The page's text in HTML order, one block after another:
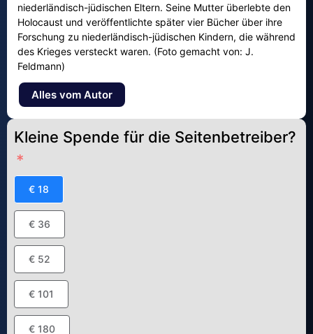
niederländisch-jüdischen Eltern. Seine Mutter überlebte den
Holocaust und veröffentlichte später vier Bücher über ihre
Forschung zu niederländisch-jüdischen Kindern, die während
des Krieges versteckt waren. (Foto gemacht von: J.
Feldmann)
Alles vom Autor
Kleine Spende für die Seitenbetreiber?
€ 18
€ 36
€ 52
€ 101
€ 180